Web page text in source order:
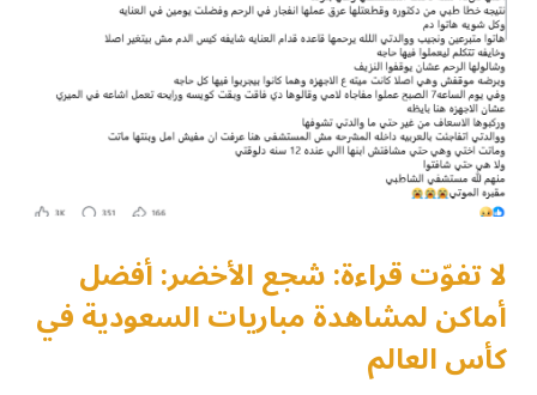
لا تفوّت قراءة: شجع الأخضر: أفضل
أماكن لمشاهدة مباريات السعودية في
كأس العالم